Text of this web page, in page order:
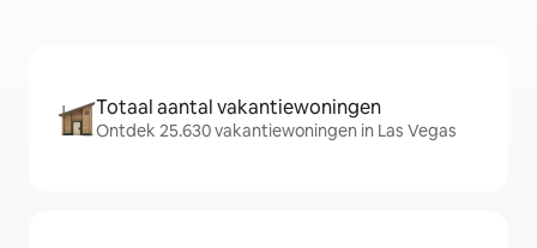
Totaal aantal vakantiewoningen
Ontdek 25.630 vakantiewoningen in Las Vegas